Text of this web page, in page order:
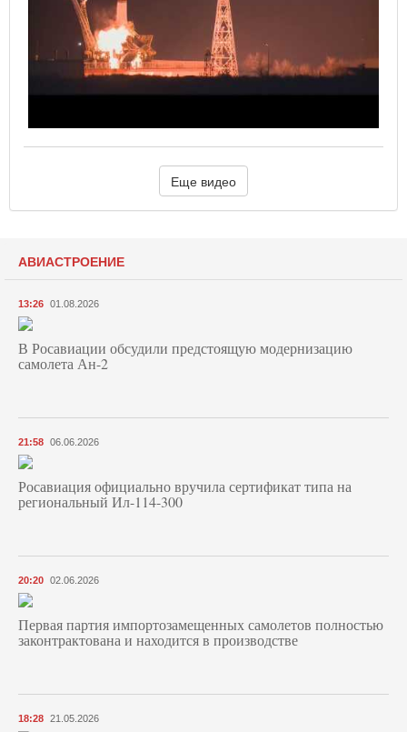
Еще видео
АВИАСТРОЕНИЕ
13:26 01.08.2026
В Росавиации обсудили предстоящую модернизацию
самолета Ан-2
21:58 06.06.2026
Росавиация официально вручила сертификат типа на
региональный Ил-114-300
20:20 02.06.2026
Первая партия импортозамещенных самолетов полностью
законтрактована и находится в производстве
18:28 21.05.2026